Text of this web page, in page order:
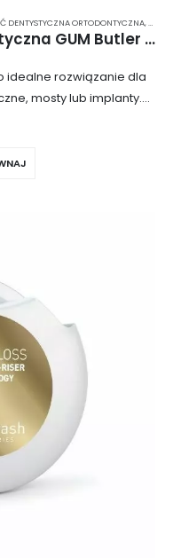
DENTYSTYCZNA ORTODONTYCZNA,NICI
Ortodontyczna nić dentystyczna GUM Butler OrthoFloss 3220 (50 szt.)
idealne rozwiązanie dla
mosty lub implanty.
dokładne czyszczenie
utrzymać higienę jamy